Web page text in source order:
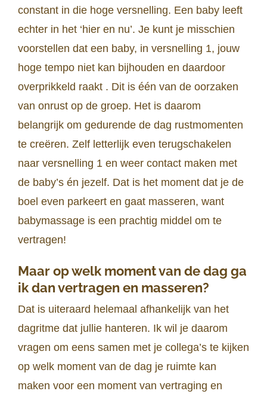
constant in die hoge versnelling. Een baby leeft
echter in het ‘hier en nu’. Je kunt je misschien
voorstellen dat een baby, in versnelling 1, jouw
hoge tempo niet kan bijhouden en daardoor
overprikkeld raakt . Dit is één van de oorzaken
van onrust op de groep. Het is daarom
belangrijk om gedurende de dag rustmomenten
te creëren. Zelf letterlijk even terugschakelen
naar versnelling 1 en weer contact maken met
de baby’s én jezelf. Dat is het moment dat je de
boel even parkeert en gaat masseren, want
babymassage is een prachtig middel om te
vertragen!
Maar op welk moment van de dag ga
ik dan vertragen en masseren?
Dat is uiteraard helemaal afhankelijk van het
dagritme dat jullie hanteren. Ik wil je daarom
vragen om eens samen met je collega’s te kijken
op welk moment van de dag je ruimte kan
maken voor een moment van vertraging en